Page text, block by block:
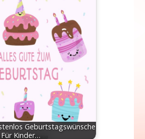
Geburtstagswünsche
Für Kinder…